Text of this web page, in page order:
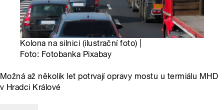
Kolona na silnici (ilustrační foto) |
Foto: Fotobanka Pixabay
Možná až několik let potrvají opravy mostu u termiálu MHD
v Hradci Králové